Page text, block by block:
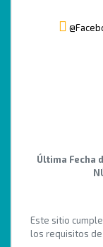
Última Fecha
Este sitio
los requisitos de